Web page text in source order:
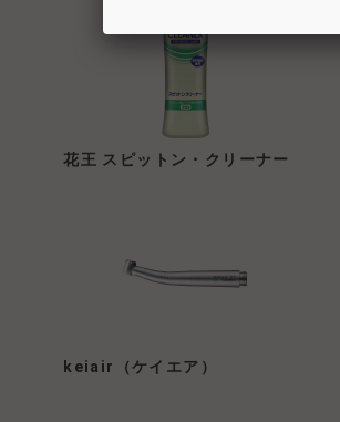
花王 スピットン・クリーナー
keiair（ケイエア）